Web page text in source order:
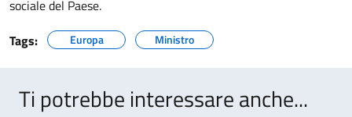
sociale del Paese.
Tags:
Europa Ministro
Ti potrebbe interessare anche...